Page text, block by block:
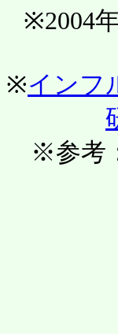
※2004
※インフ
※参考